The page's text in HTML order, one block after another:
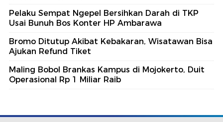
Pelaku Sempat Ngepel Bersihkan Darah di TKP
Usai Bunuh Bos Konter HP Ambarawa
Bromo Ditutup Akibat Kebakaran, Wisatawan Bisa
Ajukan Refund Tiket
Maling Bobol Brankas Kampus di Mojokerto, Duit
Operasional Rp 1 Miliar Raib